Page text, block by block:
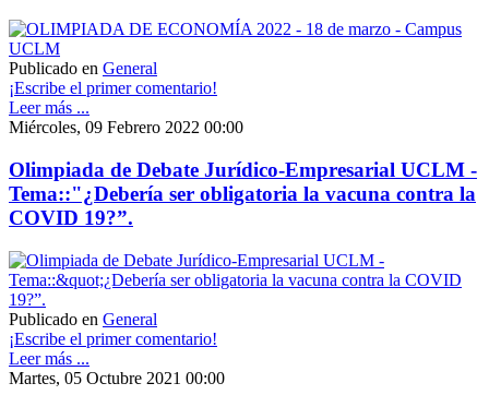
Publicado en General
¡Escribe el primer comentario!
Leer más ...
Miércoles, 09 Febrero 2022 00:00
Olimpiada de Debate Jurídico-Empresarial UCLM -
Tema::"¿Debería ser obligatoria la vacuna contra la
COVID 19?”.
Publicado en General
¡Escribe el primer comentario!
Leer más ...
Martes, 05 Octubre 2021 00:00